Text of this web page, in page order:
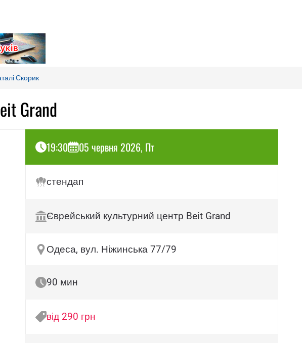
Скорик
Grand
19:30 05 червня 2026, Пт
стендап
Єврейський культурний центр Beit Grand
Одеса, вул. Ніжинська 77/79
90 мин
від 290 грн